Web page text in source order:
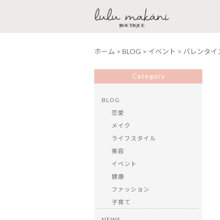
ホーム > BLOG > イベント > バレンタイ
Category
BLOG
恋愛
メイク
ライフスタイル
美容
イベント
健康
ファッション
子育て